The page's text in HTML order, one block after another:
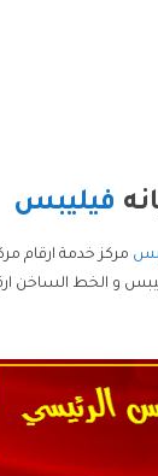
فيليبس
مركز خدمة ارقام
و الخط الساخن